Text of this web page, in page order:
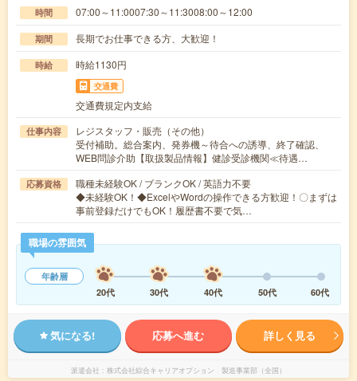
時間 07:00～11:0007:30～11:3008:00～12:00
期間 長期でお仕事できる方、大歓迎！
時給 時給1130円
交通費
交通費規定内支給
仕事内容
レジスタッフ・販売（その他）
受付補助。総合案内、発券機～待合への誘導、終了確認、
WEB問診介助【取扱製品情報】健診受診機関≪待遇…
応募資格
職種未経験OK / ブランクOK / 英語力不要
◆未経験OK！◆ExcelやWordの操作できる方歓迎！〇まずは
事前登録だけでもOK！履歴書不要で気…
職場の雰囲気
年齢層
20代
30代 40代 50代 60代
気になる! 応募へ進む 詳しく見る
派遣会社 株式会社綜合キャリアオプション 製造事業部（全国）